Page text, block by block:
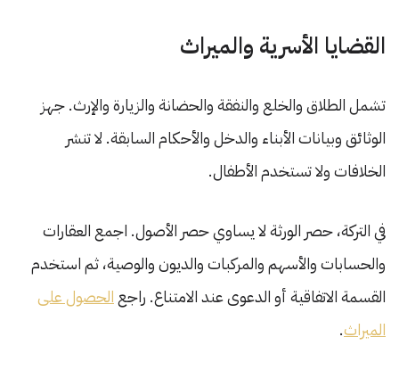
القضايا الأسرية والميراث
تشمل الطلاق والخلع والنفقة والحضانة والزيارة والإرث. جهز
الوثائق وبيانات الأبناء والدخل والأحكام السابقة. لا تنشر
الخلافات ولا تستخدم الأطفال.
في التركة، حصر الورثة لا يساوي حصر الأصول. اجمع العقارات
والحسابات والأسهم والمركبات والديون والوصية، ثم استخدم
القسمة الاتفاقية أو الدعوى عند الامتناع. راجع الحصول على
الميراث.